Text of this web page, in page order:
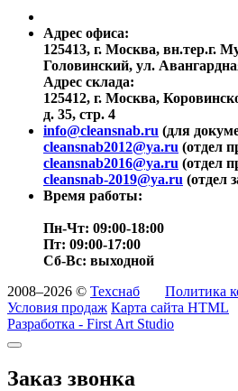
Адрес офиса:
125413, г. Москва, вн.тер.г.
Головинский, ул.
Адрес склада:
125412, г. Москва,
д. 35, стр. 4
info@cleansnab.ru (для
cleansnab2012@ya.ru (отдел
cleansnab2016@ya.ru (отдел
cleansnab-2019@ya.ru (отдел
Время работы:
Пн-Чт: 09:00-18:00
Пт: 09:00-17:00
Сб-Вс: выходной
2008–2026 © Техснаб
Политика
Условия продаж Карта сайта HTML
Разработка - First Art Studio
Заказ звонка